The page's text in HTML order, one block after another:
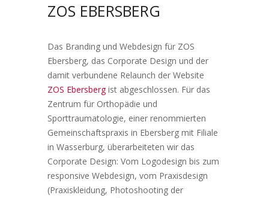
ZOS EBERSBERG
Das Branding und Webdesign für ZOS
Ebersberg, das Corporate Design und der
damit verbundene Relaunch der Website
ZOS Ebersbergist abgeschlossen. Für das
Zentrum für Orthopädie und
Sporttraumatologie, einer renommierten
Gemeinschaftspraxis in Ebersberg mit Filiale
in Wasserburg, überarbeiteten wir das
Corporate Design: Vom Logodesign bis zum
responsive Webdesign, vom Praxisdesign
(Praxiskleidung, Photoshooting der